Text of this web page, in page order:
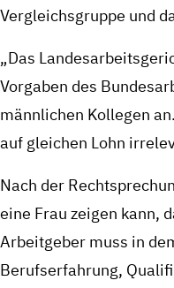
Vergleichsgruppe und
„Das
Vorgaben des
männlichen Kollegen
auf gleichen Lohn
Nach der
eine Frau zeigen kann,
Arbeitgeber muss in
Berufserfahrung,